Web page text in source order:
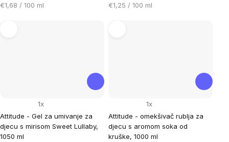
Cijena
€1,68 / 100 ml
Cijena
€1,25 / 100 ml
Attitude - Gel za umivanje za
djecu s mirisom Sweet Lullaby,
1050 ml
1x
Attitude - omekšivač rublja za
djecu s aromom soka od
kruške, 1000 ml
1x